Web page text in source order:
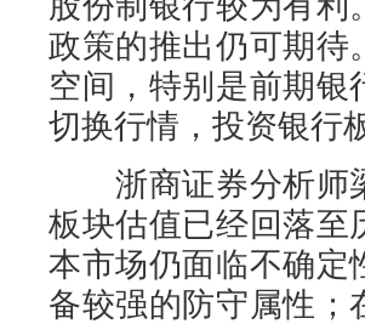
政策的推出仍可期待
空间，特别是前期银
切换行情，投资银行
浙商证券分析师梁
板块估值已经回落至
本市场仍面临不确定
备较强的防守属性；